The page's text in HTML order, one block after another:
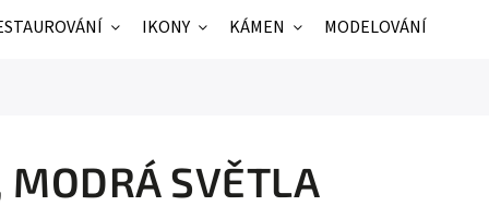
IKONY KÁMEN MODELOVÁNÍ
SVĚTLA